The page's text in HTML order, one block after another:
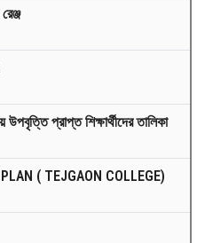
প্রাপ্ত শিক্ষার্থীদের তালিকা
( TEJGAON COLLEGE)